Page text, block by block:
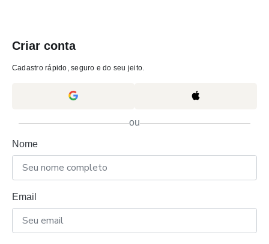
Criar conta
Cadastro rápido, seguro e do seu jeito.
ou
Nome
Email